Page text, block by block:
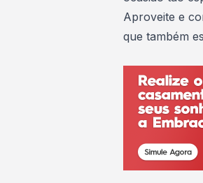
Aproveite e
que também